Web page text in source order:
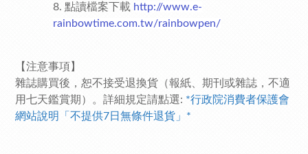
點讀檔案下載 http://www.e-
rainbowtime.com.tw/rainbowpen/
【注意事項】
雜誌購買後，恕不接受退換貨（報紙、期刊或雜誌，不適
用七天鑑賞期）。詳細規定請點選: *行政院消費者保護會
網站說明「不提供7日無條件退貨」*